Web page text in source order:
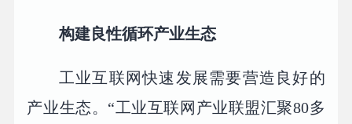
构建良性循环产业生态
工业互联网快速发展需要营造良好的
产业生态。“工业互联网产业联盟汇聚80多